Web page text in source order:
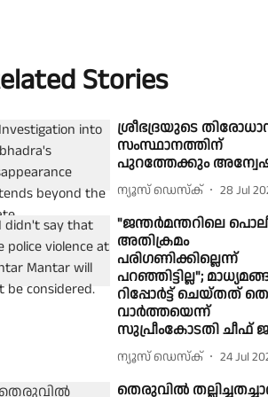
Stories
ശ്രീഭദ്രയുടെ
സംസ്ഥാനത്തിന്
പുറത്തേക്കും
ന്യൂസ് ഡെസ്ക് 28 Jul
"ജന്തർമന്തറിലെ
അതിക്രമം
പരിഗണിക്കില്ലെന്ന്
പറഞ്ഞിട്ടില്ല";
റിപ്പോർട്ട് ചെയ്തത്
വാർത്തയെന്ന്
സുപ്രീംകോടതി ചീഫ്
ന്യൂസ് ഡെസ്ക് 24 Jul
തെരുവില്‍